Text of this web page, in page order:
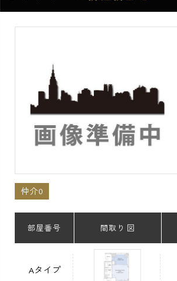
仲介0
部屋番号 間取り 図
Aタイプ